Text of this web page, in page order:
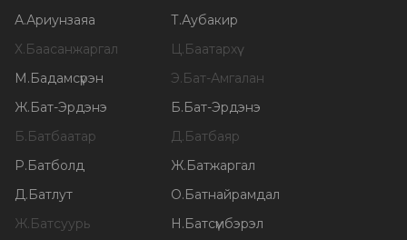
А.Ариунзаяа Т.Аубакир
Х.Баасанжаргал Ц.Баатархүү
М.Бадамсүрэн Э.Бат-Амгалан
Ж.Бат-Эрдэнэ Б.Бат-Эрдэнэ
Б.Батбаатар Д.Батбаяр
Р.Батболд Ж.Батжаргал
Д.Батлут О.Батнайрамдал
Ж.Батсуурь Н.Батсүмбэрэл